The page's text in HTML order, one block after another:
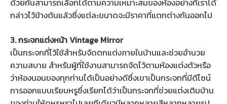
ด้วยกันสามารถเลือกได้ตามความเหมาะสมของห้องอย่างที่เราได้
กล่าวไว้ข้างต้นแล้วซึ่งแต่ละขนาดจะมีราคาที่แตกต่างกันออกไป
3. กระจกแต่งหน้า Vintage Mirror
เป็นกระจกที่ไว้ใช้สำหรับจัดตกแต่งภายในบ้านและช่วยอำนวย
ความสบาย สำหรับผู้ที่ใช้งานสามารถจัดไว้ตามห้องแต่งตัวหรือ
ว่าห้องนอนของทุกท่านได้เป็นอย่างดีซึ่งเขาเป็นกระจกที่มีดีไซน์
การออกแบบเรียบหรูซึ่งเรียกได้ว่าเป็นกระจกที่ช่วยแต่งเติมบ้าน